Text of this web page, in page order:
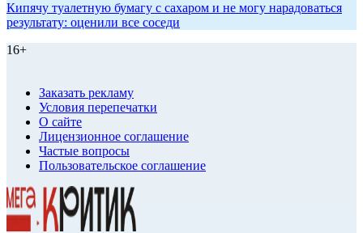
Кипячу туалетную бумагу с сахаром и не могу нарадоваться
результату: оценили все соседи
16+
Заказать рекламу
Условия перепечатки
О сайте
Лицензионное соглашение
Частые вопросы
Пользовательское соглашение